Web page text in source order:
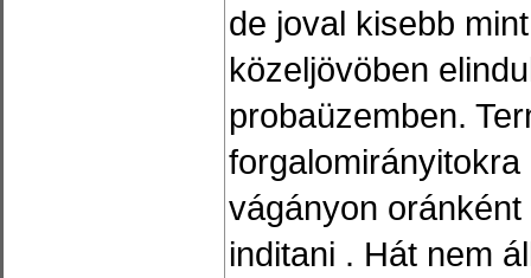
de joval kisebb
közeljövöben
probaüzemben.
vágányon
inditani . Hát nem